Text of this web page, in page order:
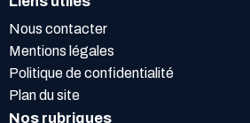
Nous contacter
Mentions légales
Politique de confidentialité
Plan du site
Nos rubriques